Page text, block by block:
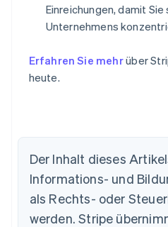
Einreichungen, damit
Unternehmens
Erfahren Sie mehrüber
heute.
Der Inhalt dieses
Informations- und
als Rechts- oder
werden. Stripe